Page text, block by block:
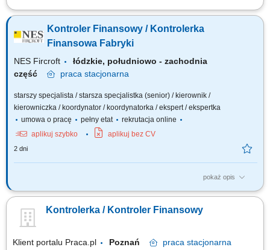
Opis stanowiska wspieranie zarządzania finansami zakładu
monitorowanie wyników finansowych oraz kontrola realizacji budżetu,
przygotowywanie prognoz finansowych i analiz rentowności, kontrola
Kontroler Finansowy / Kontrolerka
Finansowa Fabryki
NES Fircroft
łódzkie, południowo - zachodnia
część
praca stacjonarna
starszy specjalista / starsza specjalistka (senior) / kierownik /
kierowniczka / koordynator / koordynatorka / ekspert / ekspertka
umowa o pracę
pełny etat
rekrutacja online
aplikuj szybko
aplikuj bez CV
2 dni
pokaż opis
Zakres obowiązków: Kompleksowe zarządzanie finansami fabryki;
Zarządem; Wsparcie w strategicznych decyzjach firmy; Przygotowywanie
raportów i analiz dot. analizy rentowności, produktów, kosztów, marży,
Kontrolerka / Kontroler Finansowy
Klient portalu Praca.pl Poznań praca stacjonarna